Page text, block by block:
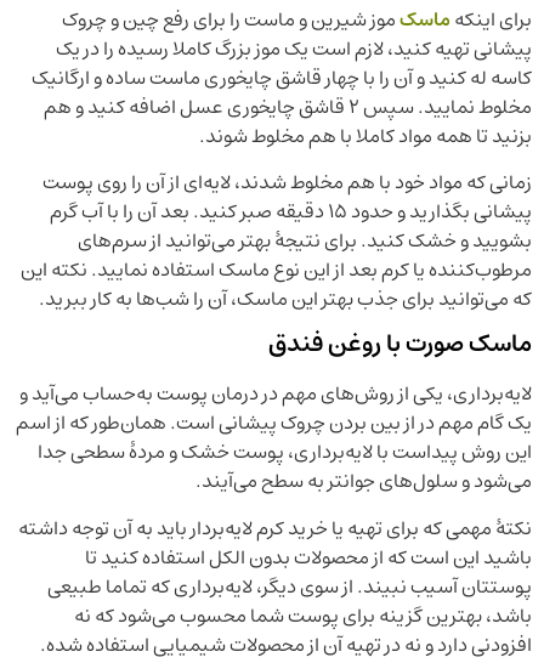
برای اینکهماسکموز شیرین و ماست را برای رفع چین و چروک
پیشانی تهیه کنید، لازم است یک موز بزرگ کاملا رسیده را در یک
کاسه له کنید و آن را با چهار قاشق چایخوری ماست ساده و ارگانیک
مخلوط نمایید. سپس ۲ قاشق چایخوری عسل اضافه کنید و هم
بزنید تا همه مواد کاملا با هم مخلوط شوند.
زمانی که مواد خود با هم مخلوط شدند، لایه‌ای از آن را روی پوست
پیشانی بگذارید و حدود ۱۵ دقیقه صبر کنید. بعد آن را با آب گرم
بشویید و خشک کنید. برای نتیجۀ بهتر می‌توانید از سرم‌های
مرطوب‌کننده یا کرم بعد از این نوع ماسک استفاده نمایید. نکته این
که می‌توانید برای جذب بهتر این ماسک، آن را شب‌ها به کار ببرید.
ماسک صورت با روغن فندق
لایه‌برداری، یکی از روش‌های مهم در درمان پوست به‌حساب می‌آید و
یک گام مهم در از بین بردن چروک پیشانی است. همان‌طور که از اسم
این روش پیداست با لایه‌برداری، پوست خشک و مردۀ سطحی جدا
می‌شود و سلول‌های جوانتر به سطح می‌آیند.
نکتۀ مهمی که برای تهیه یا خرید کرم لایه‌بردار باید به آن توجه داشته
باشید این است که از محصولات بدون الکل استفاده کنید تا
پوستتان آسیب نبیند. از سوی دیگر، لایه‌برداری که تماما طبیعی
باشد، بهترین گزینه برای پوست شما محسوب می‌شود که نه
افزودنی دارد و نه در تهیه آن از محصولات شیمیایی استفاده شده.